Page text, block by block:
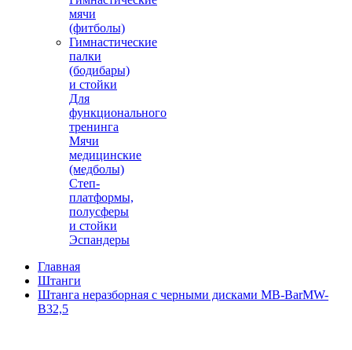
мячи
(фитболы)
Гимнастические
палки
(бодибары)
и стойки
Для
функционального
тренинга
Мячи
медицинские
(медболы)
Степ-
платформы,
полусферы
и стойки
Эспандеры
Главная
Штанги
Штанга неразборная с черными дисками MB-BarMW-
B32,5